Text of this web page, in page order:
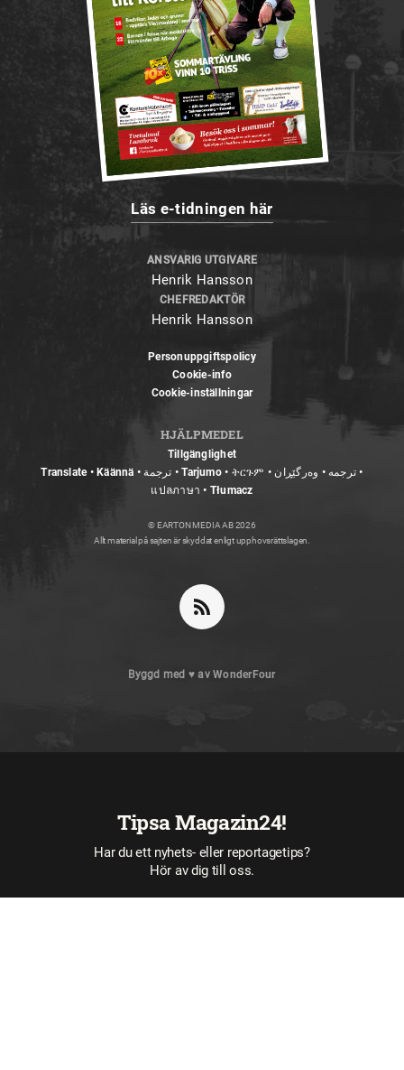
Läs e-tidningen här
ANSVARIG UTGIVARE
Henrik Hansson
CHEFREDAKTÖR
Henrik Hansson
Personuppgiftspolicy
Cookie-info
Cookie-inställningar
HJÄLPMEDEL
Tillgänglighet
Translate • Käännä • ترجمة • Tarjumo • ትርጉም • ترجمه • وەرگێڕان •
แปลภาษา • Tłumacz
© EARTON MEDIA AB 2026
Allt material på sajten är skyddat enligt upphovsrättslagen.
Byggd med ♥ avWonderFour
Tipsa Magazin24!
Har du ett nyhets- eller reportagetips?
Hör av dig till oss.